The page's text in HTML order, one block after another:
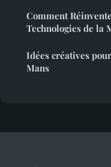
Comment
Technologies de la
Idées créatives
Mans